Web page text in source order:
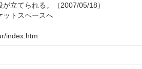
立てられる。（2007/05/18）
ットスペースへ
index.htm